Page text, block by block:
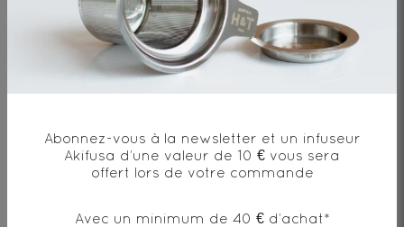
Ingrédients
écorce d"orange*, huile essentielle
d'orange*
Abonnez-vous à la newsletter et un infuseur
Akifusa d’une valeur de 10 € vous sera
offert lors de votre commande
Avec un minimum de 40 € d’achat*